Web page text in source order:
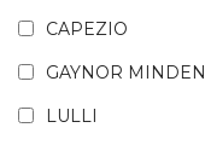
CAPEZIO
GAYNOR MINDEN
LULLI